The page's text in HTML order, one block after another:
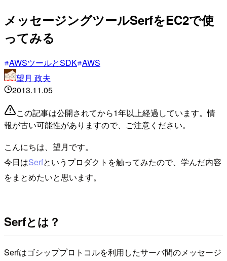
メッセージングツールSerfをEC2で使
ってみる
AWSツールとSDK AWS
望月 政夫
2013.11.05
この記事は公開されてから1年以上経過しています。情
報が古い可能性がありますので、ご注意ください。
こんにちは、望月です。
今日はSerfというプロダクトを触ってみたので、学んだ内容
をまとめたいと思います。
Serfとは？
Serfはゴシッププロトコルを利用したサーバ間のメッセージ